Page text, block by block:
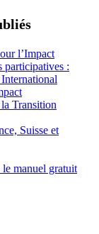
l’Impact
participatives :
Transition
Suisse et
manuel gratuit